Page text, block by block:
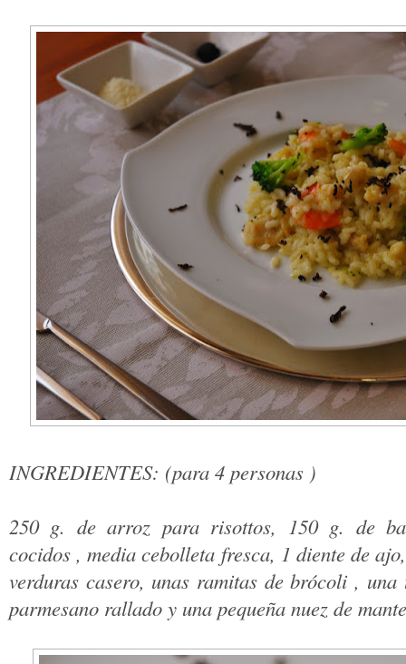
INGREDIENTES: (para 4 personas )
250 g. de arroz para risottos, 150 g. de
cocidos , media cebolleta fresca, 1 diente de
verduras casero, unas ramitas de brócoli ,
parmesano rallado y una pequeña nuez de